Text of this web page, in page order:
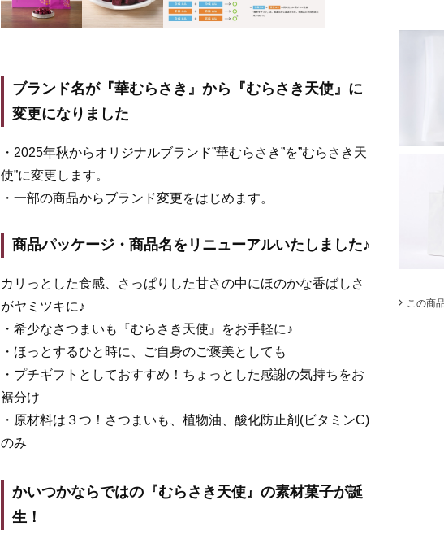
ブランド名が『華むらさき』から『むらさき天使』に
変更になりました
・2025年秋からオリジナルブランド”華むらさき”を”むらさき天
使”に変更します。
・一部の商品からブランド変更をはじめます。
商品パッケージ・商品名をリニューアルいたしました♪
カリっとした食感、さっぱりした甘さの中にほのかな香ばしさ
がヤミツキに♪
・希少なさつまいも『むらさき天使』をお手軽に♪
・ほっとするひと時に、ご自身のご褒美としても
・プチギフトとしておすすめ！ちょっとした感謝の気持ちをお
裾分け
・原材料は３つ！さつまいも、植物油、酸化防止剤(ビタミンC)
のみ
かいつかならではの『むらさき天使』の素材菓子が誕
生！
この商